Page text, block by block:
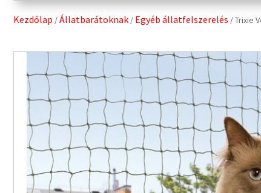
Kezdőlap /Állatbarátoknak / Egyéb állatfelszerelés / Trixie